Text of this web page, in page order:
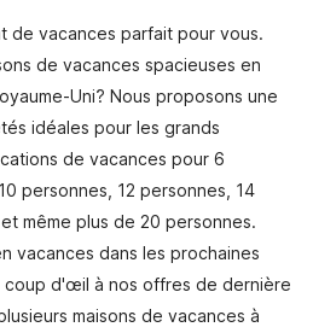
de vacances parfait pour vous.
de vacances spacieuses en
Uni? Nous proposons une
idéales pour les grands
de vacances pour 6
personnes, 12 personnes, 14
même plus de 20 personnes.
vacances dans les prochaines
coup d'œil à nos offres de dernière
maisons de vacances à